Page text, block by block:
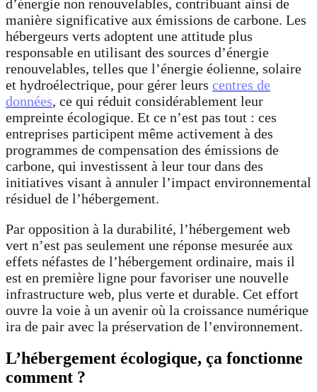
d’énergie non renouvelables, contribuant ainsi de
manière significative aux émissions de carbone. Les
hébergeurs verts adoptent une attitude plus
responsable en utilisant des sources d’énergie
renouvelables, telles que l’énergie éolienne, solaire
et hydroélectrique, pour gérer leurs centres de
données, ce qui réduit considérablement leur
empreinte écologique. Et ce n’est pas tout : ces
entreprises participent même activement à des
programmes de compensation des émissions de
carbone, qui investissent à leur tour dans des
initiatives visant à annuler l’impact environnemental
résiduel de l’hébergement.
Par opposition à la durabilité, l’hébergement web
vert n’est pas seulement une réponse mesurée aux
effets néfastes de l’hébergement ordinaire, mais il
est en première ligne pour favoriser une nouvelle
infrastructure web, plus verte et durable. Cet effort
ouvre la voie à un avenir où la croissance numérique
ira de pair avec la préservation de l’environnement.
L’hébergement écologique, ça fonctionne
comment ?